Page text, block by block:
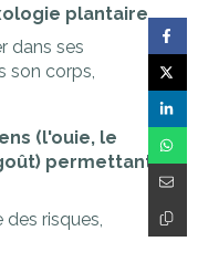
plantaire,
dans ses
son corps,
(l'ouie, le
permettant
risques,